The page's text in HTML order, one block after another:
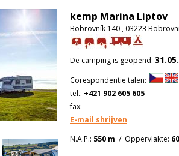
kemp Marina Liptov
Bobrovník 140 , 03223
De camping is geopend:
Corespondentie talen:
tel.: +421 902 605 605
fax:
E-mail shrijven
N.A.P.: 550 m / Oppervlakte: